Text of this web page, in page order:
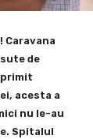
Caravana
de
acesta a
nu le-au
Spitalul